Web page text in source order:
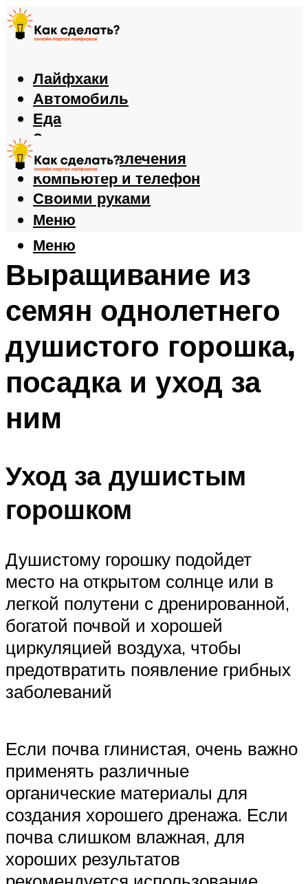
Лайфхаки
Автомобиль
Еда
Здоровье
Игры и развлечения
Компьютер и телефон
Своими руками
Меню
Меню
Выращивание из
семян однолетнего
душистого горошка,
посадка и уход за
ним
Уход за душистым
горошком
Душистому горошку подойдет
место на открытом солнце или в
легкой полутени с дренированной,
богатой почвой и хорошей
циркуляцией воздуха, чтобы
предотвратить появление грибных
заболеваний
Если почва глинистая, очень важно
применять различные
органические материалы для
создания хорошего дренажа. Если
почва слишком влажная, для
хороших результатов